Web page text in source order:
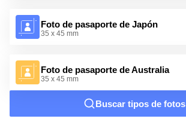
Foto de pasaporte de Japón
35 x 45 mm
Foto de pasaporte de Australia
35 x 45 mm
Buscar tipos de fotos